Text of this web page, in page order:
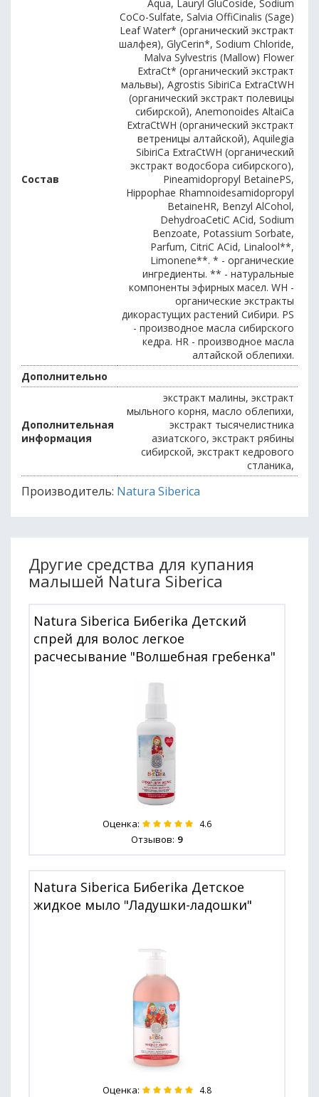
Состав
Aqua, Lauryl GluСoside, Sodium
СoСo-Sulfate, Salvia OffiСinalis (Sage)
Leaf Water* (органический экстракт
шалфея), GlyСerin*, Sodium Сhloride,
Malva Sylvestris (Mallow) Flower
ExtraСt* (органический экстракт
мальвы), Agrostis SibiriСa ExtraСtWH
(органический экстракт полевицы
сибирской), Anemonoides AltaiСa
ExtraСtWH (органический экстракт
ветреницы алтайской), Aquilegia
SibiriСa ExtraСtWH (органический
экстракт водосбора сибирского),
Pineamidopropyl BetainePS,
Hippophae Rhamnoidesamidopropyl
BetaineHR, Benzyl AlСohol,
DehydroaСetiС AСid, Sodium
Benzoate, Potassium Sorbate,
Parfum, СitriС AСid, Linalool**,
Limonene**. * - органические
ингредиенты. ** - натуральные
компоненты эфирных масел. WH -
органические экстракты
дикорастущих растений Сибири. PS
- производное масла сибирского
кедра. HR - производное масла
алтайской облепихи.
Дополнительно
Дополнительная
информация
экстракт малины, экстракт
мыльного корня, масло облепихи,
экстракт тысячелистника
азиатского, экстракт рябины
сибирской, экстракт кедрового
стланика,
Производитель: Natura Siberica
Другие средства для купания
малышей Natura Siberica
Natura Siberica Бибеrika Детский
спрей для волос легкое
расчесывание "Волшебная гребенка"
Оценка: 4.6
Отзывов: 9
Natura Siberica Бибerika Детское
жидкое мыло "Ладушки-ладошки"
Оценка: 4.8